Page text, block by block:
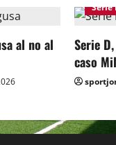
al no al
Serie
Serie
caso